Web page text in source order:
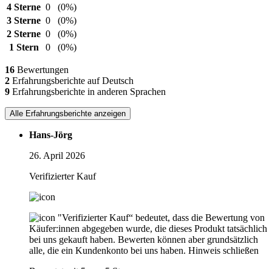
4 Sterne 0
(0%)
3 Sterne 0
(0%)
2 Sterne 0
(0%)
1 Stern
0 (0%)
16 Bewertungen
2 Erfahrungsberichte auf Deutsch
9 Erfahrungsberichte in anderen Sprachen
Alle Erfahrungsberichte anzeigen
Hans-Jörg
26. April 2026
Verifizierter Kauf
"Verifizierter Kauf“ bedeutet, dass die Bewertung von
Käufer:innen abgegeben wurde, die dieses Produkt tatsächlich
bei uns gekauft haben. Bewerten können aber grundsätzlich
alle, die ein Kundenkonto bei uns haben. Hinweis schließen